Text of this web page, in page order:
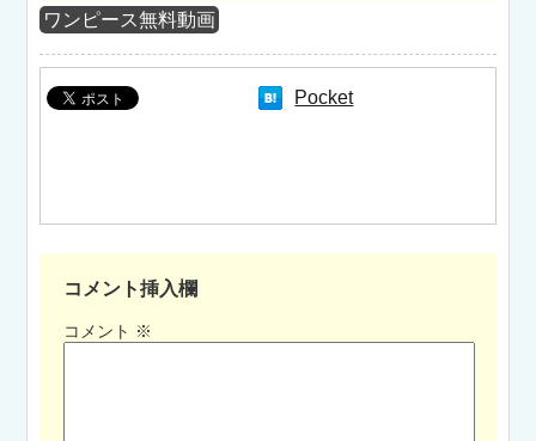
ワンピース無料動画
Pocket
コメント挿入欄
コメント ※